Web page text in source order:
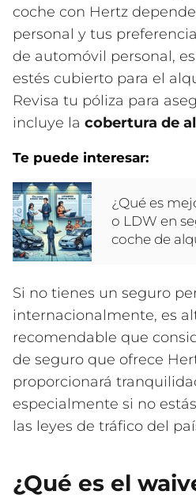
coche con Hertz
personal y tus
de automóvil personal,
estés cubierto para el
Revisa tu póliza para
incluye la cobertura de
Te puede interesar:
¿Qué es
o LDW en
coche de
Si no tienes un seguro
internacionalmente, es
recomendable que
de seguro que ofrece
proporcionará
especialmente si no
las leyes de tráfico del
¿Qué es el